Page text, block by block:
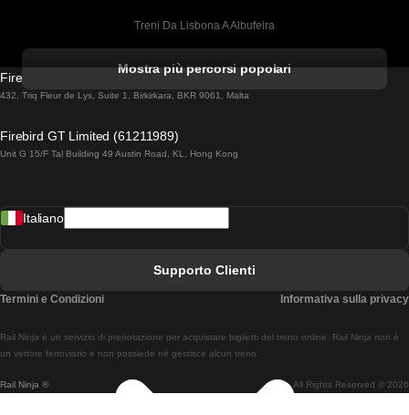
Treni Da Lisbona A Albufeira
Treni Da Lisbona A Lagos
Treni Da Lisbona A Madrid
Treni Da Lisbon A Braga
Treni Da Braga A Lisbona
Mostra più percorsi popolari
Firebird GT Limited (OC 1451)
432, Triq Fleur de Lys, Suite 1, Birkirkara, BKR 9061, Malta
Firebird GT Limited (61211989)
Unit G 15/F Tal Building 49 Austin Road, KL, Hong Kong
Rail Ninja ® All Rights Reserved © 2026
Rail Ninja è un servizio di prenotazione per acquistare biglietti del treno online. Rail Ninja non è
un vettore ferroviario e non possiede né gestisce alcun treno.
Italiano
Supporto Clienti
Termini e Condizioni Informativa sulla privacy